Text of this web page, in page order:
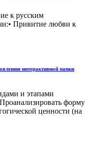
к русским
Привитие любви к
интерактивной папки
и этапами
форму
ценности (на